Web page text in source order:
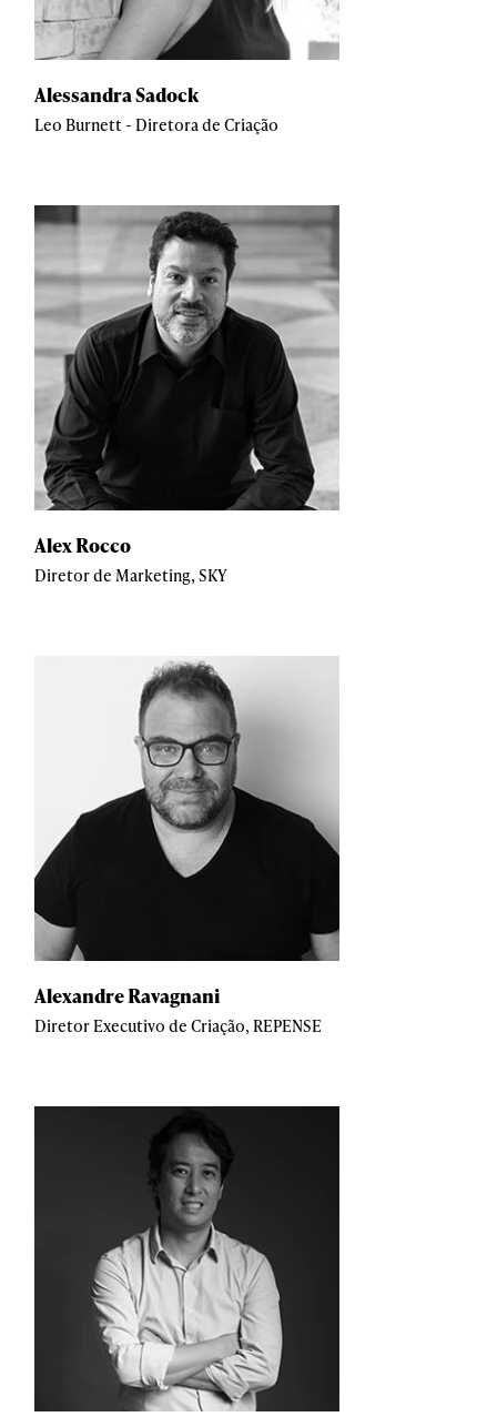
Alessandra Sadock
Leo Burnett - Diretora de Criação
Alex Rocco
Diretor de Marketing, SKY
Alexandre Ravagnani
Diretor Executivo de Criação, REPENSE